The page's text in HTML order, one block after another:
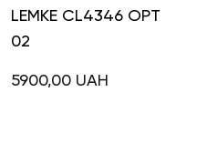
LEMKE CL4346 OPT
02
5900,00 UAH